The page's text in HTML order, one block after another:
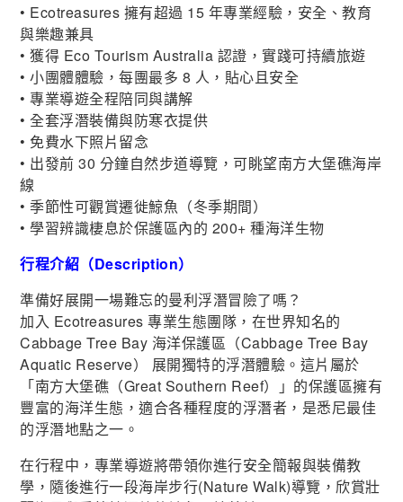
• Ecotreasures 擁有超過 15 年專業經驗，安全、教育
與樂趣兼具
• 獲得 Eco Tourism Australia 認證，實踐可持續旅遊
• 小團體體驗，每團最多 8 人，貼心且安全
• 專業導遊全程陪同與講解
• 全套浮潛裝備與防寒衣提供
• 免費水下照片留念
• 出發前 30 分鐘自然步道導覽，可眺望南方大堡礁海岸
線
• 季節性可觀賞遷徙鯨魚（冬季期間）
• 學習辨識棲息於保護區內的 200+ 種海洋生物
行程介紹（Description）
準備好展開一場難忘的曼利浮潛冒險了嗎？
加入 Ecotreasures 專業生態團隊，在世界知名的
Cabbage Tree Bay 海洋保護區（Cabbage Tree Bay
Aquatic Reserve） 展開獨特的浮潛體驗。這片屬於
「南方大堡礁（Great Southern Reef）」的保護區擁有
豐富的海洋生態，適合各種程度的浮潛者，是悉尼最佳
的浮潛地點之一。
在行程中，專業導遊將帶領你進行安全簡報與裝備教
學，隨後進行一段海岸步行(Nature Walk)導覽，欣賞壯